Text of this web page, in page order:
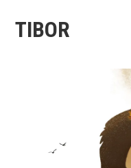
TIBOR